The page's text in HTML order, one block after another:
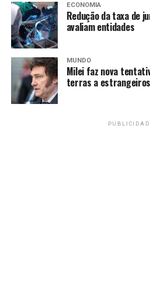
Nova etapa da Fábrica Social
autonomia financeira
RECENTES
Equipes do Cadastro Único
novas regras do BPC no DF
Redação
ECONOMIA
Redução da taxa de
avaliam entidades
MUNDO
Milei faz nova
terras a estrangeiros